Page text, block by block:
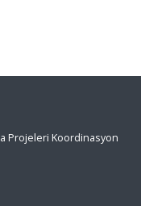
Projeleri Koordinasyon